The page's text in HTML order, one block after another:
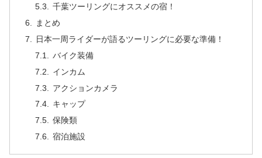
千葉ツーリングにオススメの宿！
まとめ
日本一周ライダーが語るツーリングに必要な準備！
バイク装備
インカム
アクションカメラ
キャップ
保険類
宿泊施設